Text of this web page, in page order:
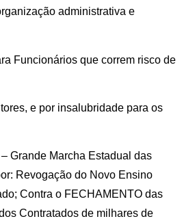
administrativa e
Funcionários que correm risco de
e por insalubridade para os
Grande Marcha Estadual das
Revogação do Novo Ensino
Contra o FECHAMENTO das
Contratados de milhares de